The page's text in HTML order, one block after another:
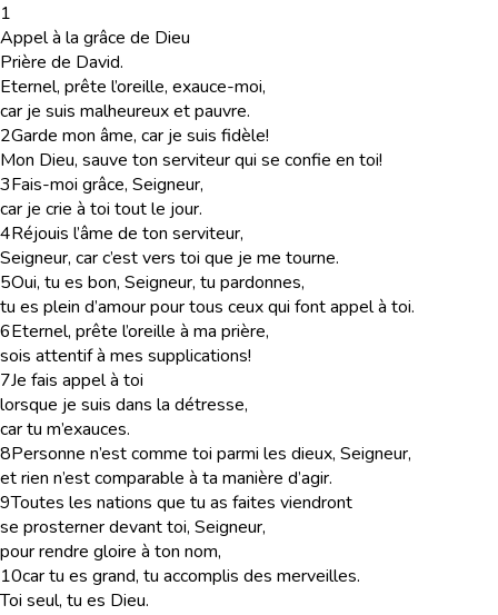
1
Appel à la grâce de Dieu
Prière de David.
Eternel, prête l’oreille, exauce-moi,
car je suis malheureux et pauvre.
2Garde mon âme, car je suis fidèle!
Mon Dieu, sauve ton serviteur qui se confie en toi!
3Fais-moi grâce, Seigneur,
car je crie à toi tout le jour.
4Réjouis l’âme de ton serviteur,
Seigneur, car c’est vers toi que je me tourne.
5Oui, tu es bon, Seigneur, tu pardonnes,
tu es plein d’amour pour tous ceux qui font appel à toi.
6Eternel, prête l’oreille à ma prière,
sois attentif à mes supplications!
7Je fais appel à toi
lorsque je suis dans la détresse,
car tu m’exauces.
8Personne n’est comme toi parmi les dieux, Seigneur,
et rien n’est comparable à ta manière d’agir.
9Toutes les nations que tu as faites viendront
se prosterner devant toi, Seigneur,
pour rendre gloire à ton nom,
10car tu es grand, tu accomplis des merveilles.
Toi seul, tu es Dieu.